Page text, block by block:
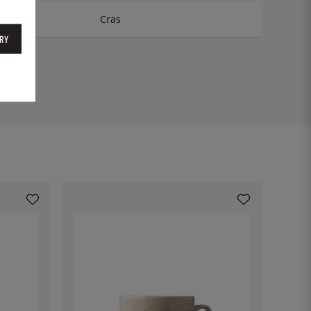
Cras